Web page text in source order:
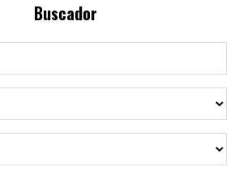
Buscador